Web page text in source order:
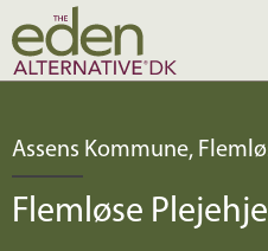
Assens Kommune,
Flemløse